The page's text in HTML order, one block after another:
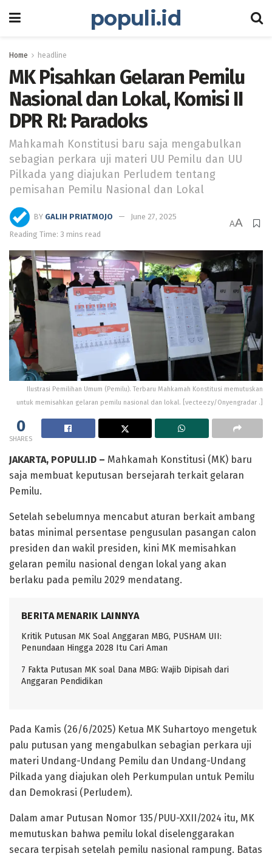
populi.id
Home headline
MK Pisahkan Gelaran Pemilu
Nasional dan Lokal, Komisi II
DPR RI: Paradoks
Mahkamah Konstitusi baru saja mengabulkan
sebagian perkara uji materi UU Pemilu dan UU
Pilkada yang diajukan Perludem tentang
pemisahan Pemilu Nasional dan Lokal
BY GALIH PRIATMOJO
June 27, 2025
Reading Time: 3 mins read
AA
Ilustrasi Pemilihan Umum (Pemilu). Terbaru Mahkamah Konstitusi memutuskan
untuk memisahkan gelaran pemilu nasional dan lokal. [vecteezy/Onyengradar .]
0
SHARES
JAKARTA, POPULI.ID – Mahkamah Konstitusi (MK) baru
saja membuat keputusan bersejarah terkait gelaran
Pemilu.
Setelah sebelumnya mencabut aturan berkait ambang
batas minimal persentase pengusulan pasangan calon
presiden dan wakil presiden, kini MK memisahkan
gelaran pemilu nasional dengan lokal yang akan
berlaku pada pemilu 2029 mendatang.
BERITA MENARIK LAINNYA
Kritik Putusan MK Soal Anggaran MBG, PUSHAM UII:
Penundaan Hingga 2028 Itu Cari Aman
7 Fakta Putusan MK soal Dana MBG: Wajib Dipisah dari
Anggaran Pendidikan
Pada Kamis (26/6/2025) Ketua MK Suhartoyo mengetuk
palu putusan yang mengabulkan sebagian perkara uji
materi Undang-Undang Pemilu dan Undang-Undang
Pilkada yang diajukan oleh Perkumpulan untuk Pemilu
dan Demokrasi (Perludem).
Dalam amar Putusan Nomor 135/PUU-XXII/2024 itu, MK
memutuskan bahwa pemilu lokal diselenggarakan
secara terpisah setelah pemilu nasional rampung. Batas